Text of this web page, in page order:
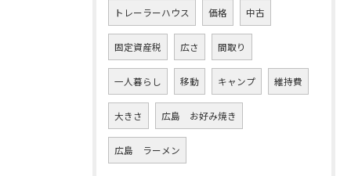
トレーラーハウス 価格 中古
固定資産税 広さ 間取り
一人暮らし 移動 キャンプ 維持費
大きさ 広島 お好み焼き
広島 ラーメン